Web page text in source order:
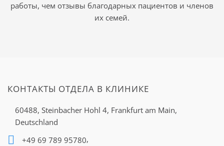
работы, чем отзывы благодарных пациентов и членов
их семей.
КОНТАКТЫ ОТДЕЛА В КЛИНИКЕ
60488, Steinbacher Hohl 4, Frankfurt am Main,
Deutschland
+49 69 789 95780,